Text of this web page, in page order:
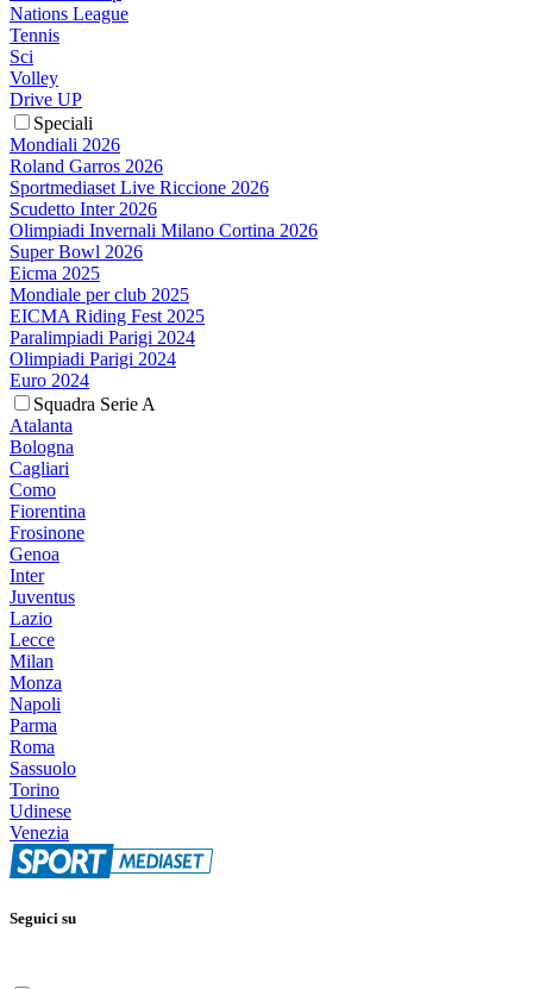
Nations League
Tennis
Sci
Volley
Drive UP
Speciali
Mondiali 2026
Roland Garros 2026
Sportmediaset Live Riccione 2026
Scudetto Inter 2026
Olimpiadi Invernali Milano Cortina 2026
Super Bowl 2026
Eicma 2025
Mondiale per club 2025
EICMA Riding Fest 2025
Paralimpiadi Parigi 2024
Olimpiadi Parigi 2024
Euro 2024
Squadra Serie A
Atalanta
Bologna
Cagliari
Como
Fiorentina
Frosinone
Genoa
Inter
Juventus
Lazio
Lecce
Milan
Monza
Napoli
Parma
Roma
Sassuolo
Torino
Udinese
Venezia
Seguici su